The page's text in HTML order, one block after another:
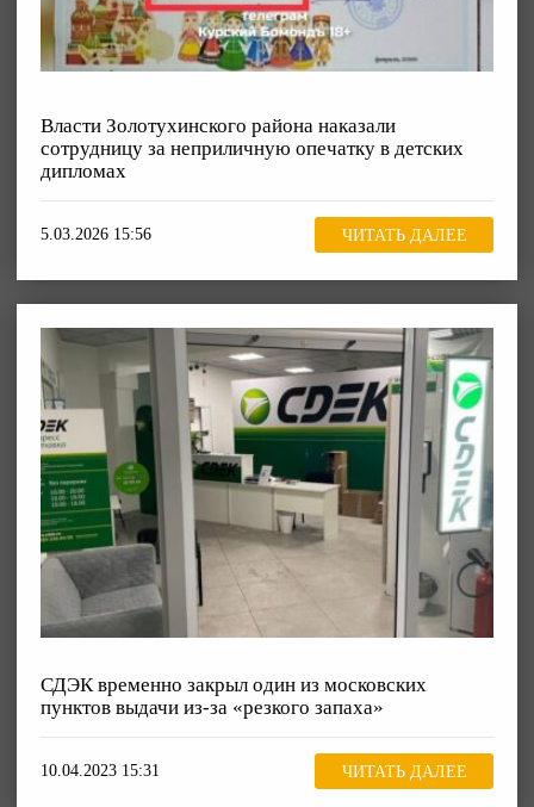
Власти Золотухинского района наказали
сотрудницу за неприличную опечатку в детских
дипломах
5.03.2026 15:56 ЧИТАТЬ ДАЛЕЕ
СДЭК временно закрыл один из московских
пунктов выдачи из-за «резкого запаха»
10.04.2023 15:31 ЧИТАТЬ ДАЛЕЕ